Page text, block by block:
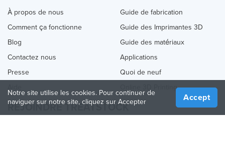
À propos de nous
Comment ça fonctionne
Blog
Contactez nous
Presse
Guide de fabrication
Guide des Imprimantes 3D
Guide des matériaux
Applications
Quoi de neuf
Online 3D Printing
REJOINDRE TREATSTOCK
Notre site utilise les cookies. Pour continuer de
naviguer sur notre site, cliquez sur Accepter
Accept